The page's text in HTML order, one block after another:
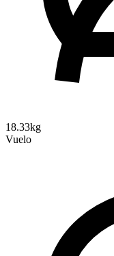
18.33kg
Vuelo